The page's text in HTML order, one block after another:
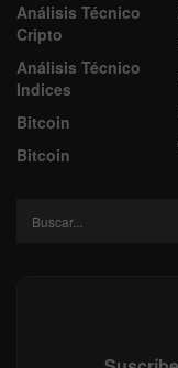
Análisis Técnico
Cripto
Análisis Técnico
Indices
Bitcoin
Bitcoin